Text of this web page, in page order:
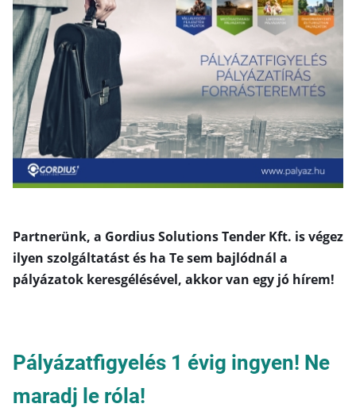
Partnerünk, a Gordius Solutions Tender Kft. is végez
ilyen szolgáltatást és ha Te sem bajlódnál a
pályázatok keresgélésével, akkor van egy jó hírem!
Pályázatfigyelés 1 évig ingyen! Ne
maradj le róla!